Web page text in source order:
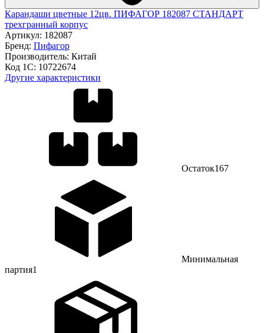
Карандаши цветные 12цв. ПИФАГОР 182087 СТАНДАРТ
трехгранный корпус
Артикул: 182087
Бренд: Пифагор
Производитель: Китай
Код 1С: 10722674
Другие характеристики
Остаток167
Минимальная
партия1